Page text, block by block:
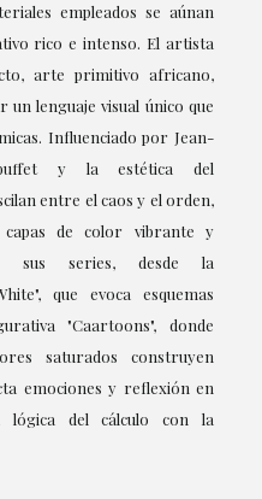
empleados se aúnan
rico e intenso. El artista
arte primitivo africano,
lenguaje visual único que
Influenciado por Jean-
y la estética del
entre el caos y el orden,
capas de color vibrante y
sus series, desde la
que evoca esquemas
"Caartoons", donde
saturados construyen
emociones y reflexión en
lógica del cálculo con la